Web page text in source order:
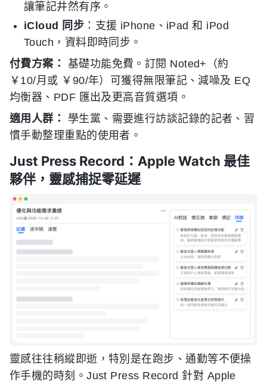
讓筆記井然有序。
iCloud 同步 ：支援 iPhone、iPad 和 iPod
Touch，資料即時同步。
付費方案：
基礎功能免費。訂閱 Noted+（約
￥10/月或 ￥90/年）可獲得無限筆記、減噪及 EQ
均衡器、PDF 匯出及更高音質選項。
適用人群：
學生黨、需要進行訪談記錄的記者、習
慣手動整理重點的使用者。
Just Press Record：Apple Watch 最佳
夥伴，靈感捕捉零延遲
靈感往往稍縱即逝，特別是在跑步、通勤等不便操
作手機的時刻。Just Press Record 針對 Apple